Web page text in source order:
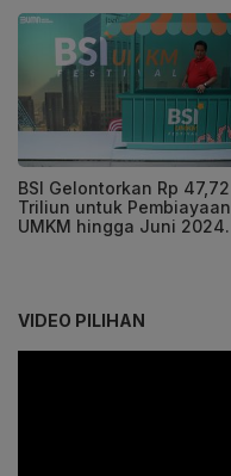
BSI Gelontorkan Rp 47,72
Triliun untuk Pembiayaan
UMKM hingga Juni 2024.
VIDEO PILIHAN